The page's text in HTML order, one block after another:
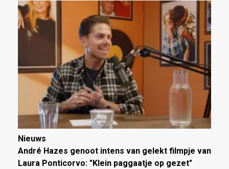
Nieuws
André Hazes genoot intens van gelekt filmpje van
Laura Ponticorvo: "Klein paggaatje op gezet"